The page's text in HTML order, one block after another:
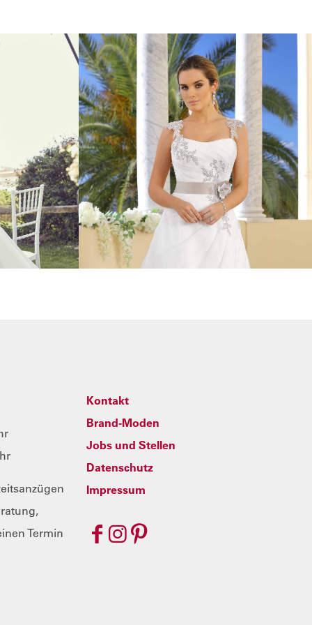
Klassische
Kleider
Termin
Kontakt
Brand-Moden
Jobs und Stellen
Datenschutz
Impressum